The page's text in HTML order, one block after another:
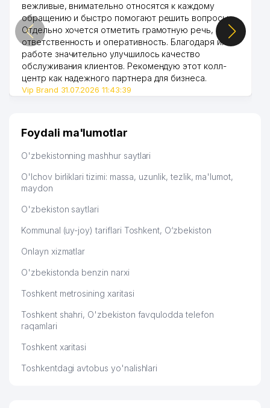
вежливые, внимательно относятся к каждому
обращению и быстро помогают решить вопросы.
Отдельно хочется отметить грамотную речь,
ответственность и оперативность. Благодаря их
работе значительно улучшилось качество
обслуживания клиентов. Рекомендую этот колл-
центр как надежного партнера для бизнеса.
Vip Brand 31.07.2026 11:43:39
Foydali ma'lumotlar
O'zbekistonning mashhur saytlari
O'lchov birliklari tizimi: massa, uzunlik, tezlik, ma'lumot,
maydon
O'zbekiston saytlari
Kommunal (uy-joy) tariflari Toshkent, O‘zbekiston
Onlayn xizmatlar
O'zbekistonda benzin narxi
Toshkent metrosining xaritasi
Toshkent shahri, O'zbekiston favqulodda telefon
raqamlari
Toshkent xaritasi
Toshkentdagi avtobus yo'nalishlari